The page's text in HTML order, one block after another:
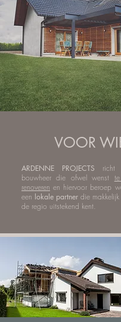
VOOR
ARDENNE PROJECTS richt
bouwheer die ofwel wenst
renoveren en hiervoor beroep
een lokale partner die
de regio uitstekend kent.